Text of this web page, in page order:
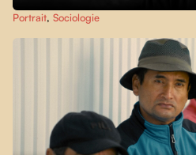
Portrait, Sociologie